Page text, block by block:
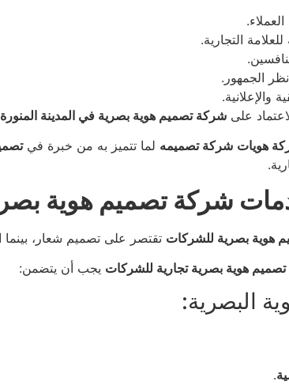
التجارية.
الجمهور.
والإعلانية.
على شركة تصميم هوية بصرية في المدينة المنورة
هويات شركة تصميمه لما تتميز به من خبرة في
شركة تصميم هوية
هوية بصرية للشركات تقتصر على تصميم شعار، بينما
تصميم هوية بصرية تجارية للشركات يجب أن يتضمن:
البصرية:
.